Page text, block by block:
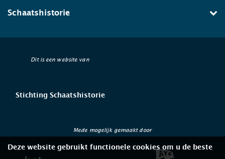
Schaatshistorie
Dit is een website van
Stichting Schaatshistorie
Mede mogelijk gemaakt door
Deze website gebruikt functionele cookies om u de beste